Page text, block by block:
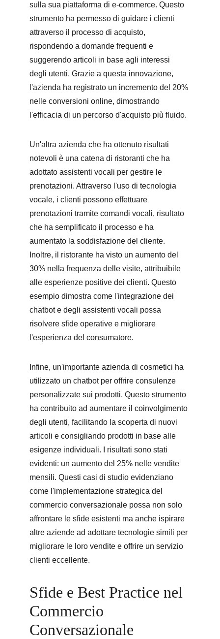
sulla sua piattaforma di e-commerce. Questo
strumento ha permesso di guidare i clienti
attraverso il processo di acquisto,
rispondendo a domande frequenti e
suggerendo articoli in base agli interessi
degli utenti. Grazie a questa innovazione,
l'azienda ha registrato un incremento del 20%
nelle conversioni online, dimostrando
l'efficacia di un percorso d'acquisto più fluido.
Un'altra azienda che ha ottenuto risultati
notevoli è una catena di ristoranti che ha
adottato assistenti vocali per gestire le
prenotazioni. Attraverso l'uso di tecnologia
vocale, i clienti possono effettuare
prenotazioni tramite comandi vocali, risultato
che ha semplificato il processo e ha
aumentato la soddisfazione del cliente.
Inoltre, il ristorante ha visto un aumento del
30% nella frequenza delle visite, attribuibile
alle esperienze positive dei clienti. Questo
esempio dimostra come l'integrazione dei
chatbot e degli assistenti vocali possa
risolvere sfide operative e migliorare
l'esperienza del consumatore.
Infine, un'importante azienda di cosmetici ha
utilizzato un chatbot per offrire consulenze
personalizzate sui prodotti. Questo strumento
ha contribuito ad aumentare il coinvolgimento
degli utenti, facilitando la scoperta di nuovi
articoli e consigliando prodotti in base alle
esigenze individuali. I risultati sono stati
evidenti: un aumento del 25% nelle vendite
mensili. Questi casi di studio evidenziano
come l'implementazione strategica del
commercio conversazionale possa non solo
affrontare le sfide esistenti ma anche ispirare
altre aziende ad adottare tecnologie simili per
migliorare le loro vendite e offrirе un servizio
clienti eccellente.
Sfide e Best Practice nel
Commercio
Conversazionale